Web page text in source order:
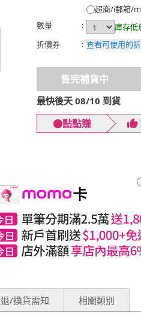
超商/i郵箱/
數量
: 庫存低
折價券
: 查看可使用的
售完補貨中
最快後天 08/10 到貨
點點賺
退/換貨需知 相關類別